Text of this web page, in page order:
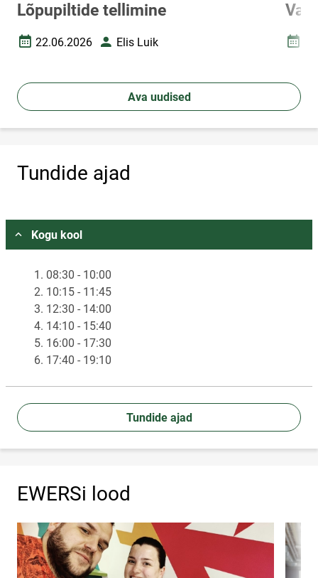
Lõpupiltide tellimine
Loomise kuupäev
22.06.2026 AutorElis Luik
Ava uudised
Tundide ajad
Kogu kool
1. 08:30 - 10:00
2. 10:15 - 11:45
3. 12:30 - 14:00
4. 14:10 - 15:40
5. 16:00 - 17:30
6. 17:40 - 19:10
Tundide ajad
EWERSi lood